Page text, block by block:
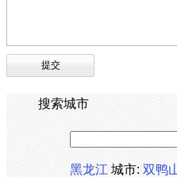
搜索城市
黑龙江城市: 双鸭